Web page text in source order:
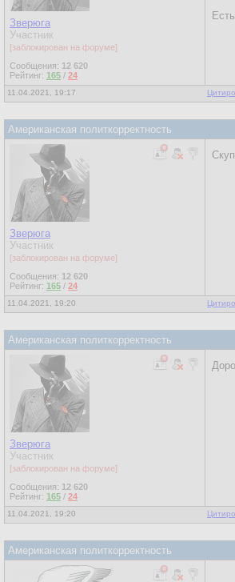
Зверюга
Участник
[заблокирован на форуме]
Сообщения: 12 620
Рейтинг: 165 / 24
11.04.2021, 19:17
Американская политкорректность
Зверюга
Участник
[заблокирован на форуме]
Сообщения: 12 620
Рейтинг: 165 / 24
11.04.2021, 19:20
Американская политкорректность
Зверюга
Участник
[заблокирован на форуме]
Сообщения: 12 620
Рейтинг: 165 / 24
11.04.2021, 19:20
Американская политкорректность